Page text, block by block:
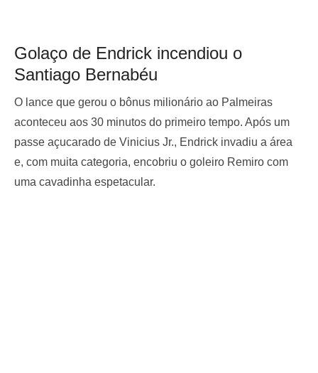
Golaço de Endrick incendiou o
Santiago Bernabéu
O lance que gerou o bônus milionário ao Palmeiras
aconteceu aos 30 minutos do primeiro tempo. Após um
passe açucarado de Vinicius Jr., Endrick invadiu a área
e, com muita categoria, encobriu o goleiro Remiro com
uma cavadinha espetacular.